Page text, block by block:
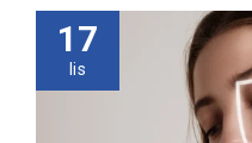
17
lis